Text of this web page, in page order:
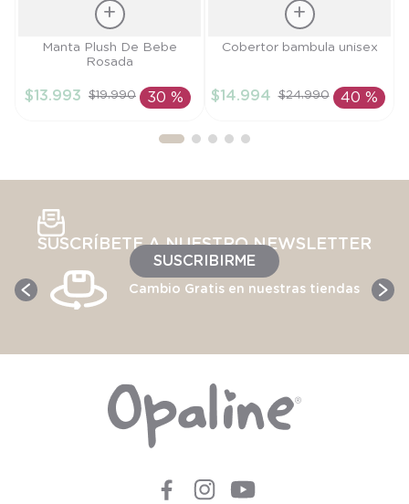
Talla
AÑADIR AL
Manta Plush De Bebe
Rosada
$13.993 $19.990 30 %
Talla
AÑADIR AL
Cobertor bambula unisex
$14.994 $24.990 40 %
SUSCRÍBETE A NUESTRO NEWSLETTER
SUSCRIBIRME
Cambio Gratis en nuestras tiendas